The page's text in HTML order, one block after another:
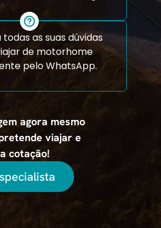
todas as suas dúvidas
de motorhome
pelo WhatsApp.
agora mesmo
viajar e
cotação!